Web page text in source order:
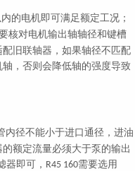
的电机即可满足额定工况；
核对电机输出轴轴径和键槽
旧联轴器，如果轴径不匹配
，否则会降低轴的强度导致
内径不能小于进口通径，进油
额定流量必须大于泵的输出
器即可， R45 160需要选用